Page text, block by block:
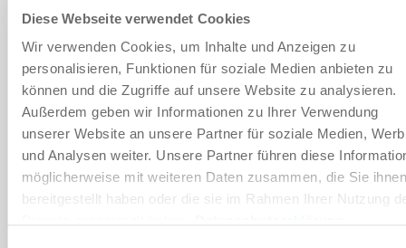
Diese Webseite verwendet Cookies
Wir verwenden Cookies, um Inhalte und Anzeigen zu
personalisieren, Funktionen für soziale Medien anbieten zu
können und die Zugriffe auf unsere Website zu analysieren.
Außerdem geben wir Informationen zu Ihrer Verwendung
unserer Website an unsere Partner für soziale Medien,
und Analysen weiter. Unsere Partner führen diese
möglicherweise mit weiteren Daten zusammen, die Sie ihnen
bereitgestellt haben oder die sie im Rahmen Ihrer Nutzung
60
G1/8 po intérieur
7 [mm]